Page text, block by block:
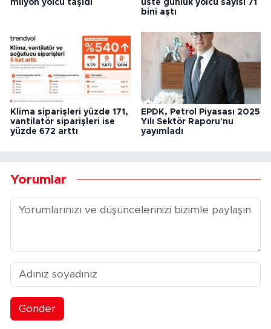
milyon yolcu taşıdı
üste günlük yolcu sayısı 71
bini aştı
Klima siparişleri yüzde 171,
vantilatör siparişleri ise
yüzde 672 arttı
EPDK, Petrol Piyasası 2025
Yılı Sektör Raporu'nu
yayımladı
Yorumlar
Gönder